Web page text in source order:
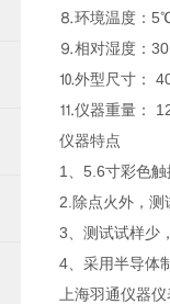
⒏环境温度：
⒐相对湿度：
⒑外型尺寸：
⒒仪器重量：
仪器特点
1、5.6寸彩色
2.除点火外，测
3、测试试样少
4、采用半导体
上海羽通仪器